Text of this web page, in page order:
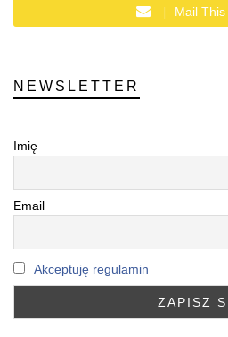
Mail This
NEWSLETTER
Imię
Email
Akceptuję regulamin